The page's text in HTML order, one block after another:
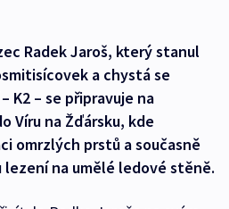
Radek Jaroš, který stanul
a chystá se
K2 – se připravuje na
Víru na Žďársku, kde
omrzlých prstů a současně
na umělé ledové stěně.